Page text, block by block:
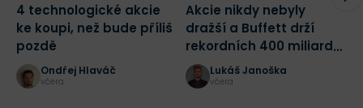
4 technologické akcie
ke koupi, než bude příliš
pozdě
Ondřej Hlaváč
včera
Akcie nikdy nebyly
dražší a Buffett drží
rekordních 400 miliard
dolarů! Jak bych dnes
začal investovat?
Lukáš Janoška
včera